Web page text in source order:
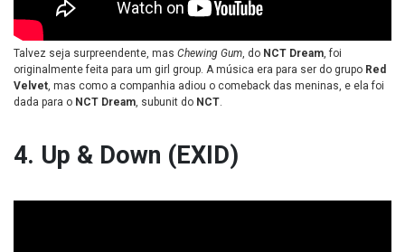
Talvez seja surpreendente, mas Chewing Gum, do NCT Dream, foi
originalmente feita para um girl group. A música era para ser do grupo Red
Velvet, mas como a companhia adiou o comeback das meninas, e ela foi
dada para o NCT Dream, subunit do NCT.
4. Up & Down (EXID)